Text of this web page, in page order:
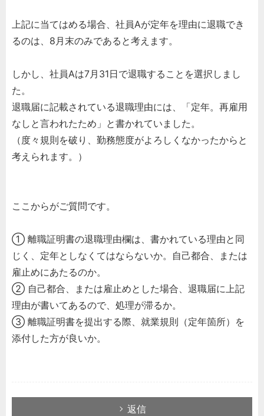
上記に当てはめる場合、社員Aが定年を理由に退職でき
るのは、8月末のみであると考えます。
しかし、社員Aは7月31日で退職することを選択しまし
た。
退職届に記載されている退職理由には、「定年。再雇用
なしと言われたため」と書かれていました。
（度々規則を破り、勤務態度がよろしくなかったからと
考えられます。）
ここからがご質問です。
① 離職証明書の退職理由欄は、書かれている理由と同
じく、定年としなくてはならないか。自己都合、または
雇止めにあたるのか。
② 自己都合、または雇止めとした場合、退職届に上記
理由が書いてあるので、処理が滞るか。
③ 離職証明書を提出する際、就業規則（定年箇所）を
添付した方が良いか。
返信